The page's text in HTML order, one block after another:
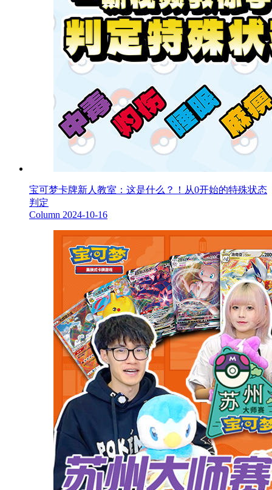
宝可梦卡牌新人教室：这是什么？！从0开始的特殊状态
判定
Column 2024-10-16